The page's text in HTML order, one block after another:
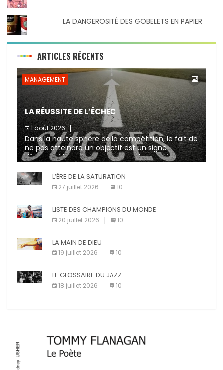
LA DANGEROSITÉ DES GOBELETS EN PAPIER
ARTICLES RÉCENTS
MANAGEMENT
LA RÉUSSITE DE L’ÉCHEC
1 août 2026
Dans la haute sphère de la compétition, le fait de
ne pas atteindre un objectif est un signe
d’incompétence et une source de sanctions
diverses (avertissement, […]
L’ÈRE DE LA SATURATION
27 juillet 2026 10
LISTE DES CHAMPIONS DU MONDE
20 juillet 2026 10
LA MAIN DE DIEU
19 juillet 2026 10
LE GLOSSAIRE DU JAZZ
18 juillet 2026 10